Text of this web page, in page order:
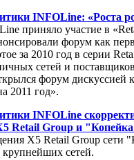
INFOLine: «Роста
приняло участие в
форум как
за 2010 год в серии
сетей и
форум дискуссией
2011 год».
INFOLine
Retail Group и
X5 Retail Group сети
сетей.